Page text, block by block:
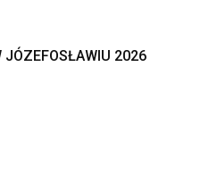
JÓZEFOSŁAWIU 2026